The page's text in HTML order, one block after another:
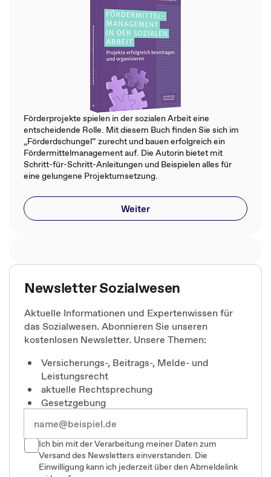
Förderprojekte spielen in der sozialen Arbeit eine
entscheidende Rolle. Mit diesem Buch finden Sie sich im
„Förderdschungel“ zurecht und bauen erfolgreich ein
Fördermittelmanagement auf. Die Autorin bietet mit
Schritt-für-Schritt-Anleitungen und Beispielen alles für
eine gelungene Projektumsetzung.
Weiter
Newsletter Sozialwesen
Aktuelle Informationen und Expertenwissen für
das Sozialwesen. Abonnieren Sie unseren
kostenlosen Newsletter. Unsere Themen:
Versicherungs-, Beitrags-, Melde- und
Leistungsrecht
aktuelle Rechtsprechung
Gesetzgebung
Ich bin mit der Verarbeitung meiner Daten zum
Versand des Newsletters einverstanden. Die
Einwilligung kann ich jederzeit über den Abmeldelink